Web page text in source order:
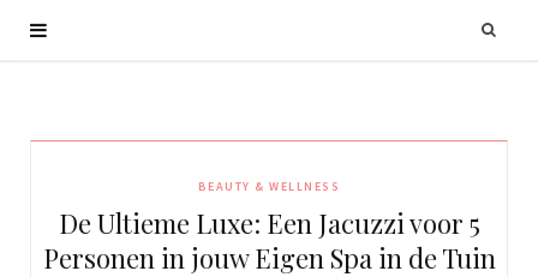
BEAUTY & WELLNESS
De Ultieme Luxe: Een Jacuzzi voor 5
Personen in jouw Eigen Spa in de Tuin